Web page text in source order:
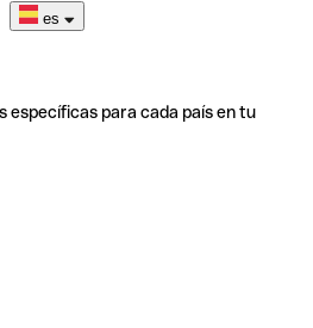
es
específicas para cada país en tu